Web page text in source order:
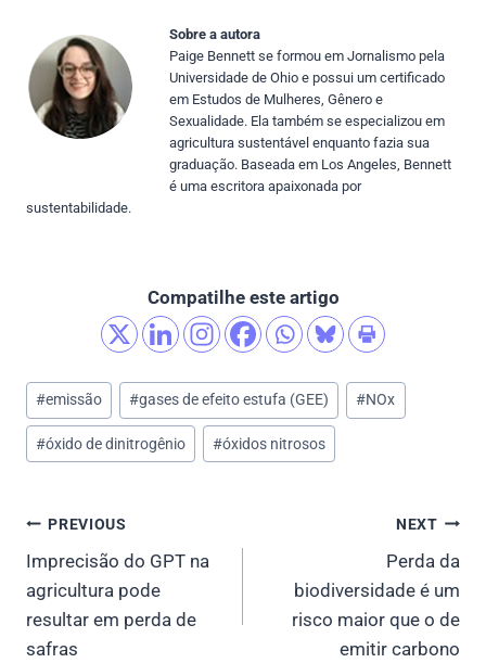
Sobre a autora
Paige Bennett se formou em Jornalismo pela
Universidade de Ohio e possui um certificado
em Estudos de Mulheres, Gênero e
Sexualidade. Ela também se especializou em
agricultura sustentável enquanto fazia sua
graduação. Baseada em Los Angeles, Bennett
é uma escritora apaixonada por
sustentabilidade.
Compatilhe este artigo
Post
Tags:
#emissão #gases de efeito estufa (GEE) #NOx
#óxido de dinitrogênio #óxidos nitrosos
Post
navigation
PREVIOUS
Imprecisão do GPT na
agricultura pode
resultar em perda de
safras
NEXT
Perda da
biodiversidade é um
risco maior que o de
emitir carbono